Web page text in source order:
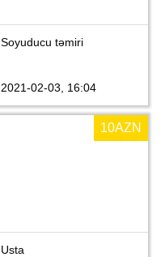
Soyuducu təmiri
2021-02-03, 16:04
10AZN
Usta